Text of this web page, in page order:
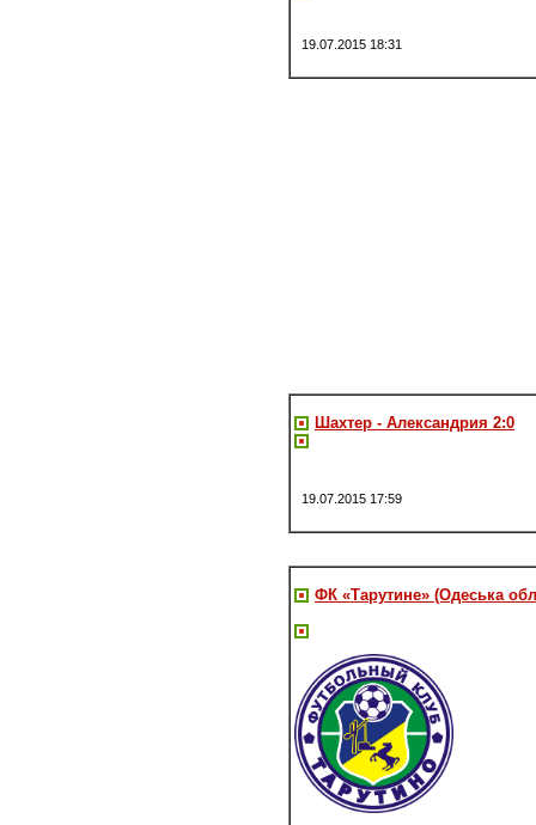
19.07.2015 18:31
Шахтер - Александрия 2:0
19.07.2015 17:59
ФК «Тарутине» (Одеська